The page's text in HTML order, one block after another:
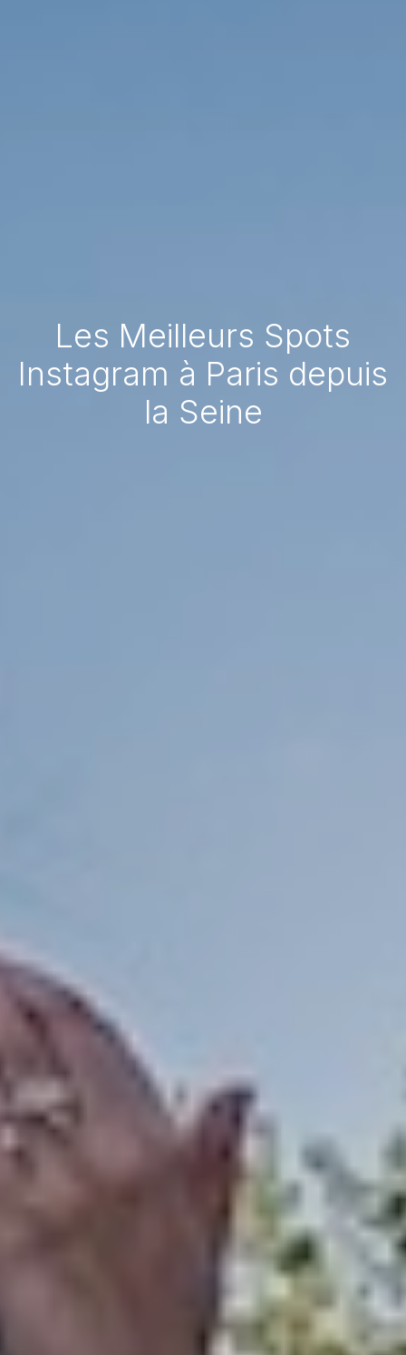
Les Meilleurs Spots
Instagram à Paris depuis
la Seine